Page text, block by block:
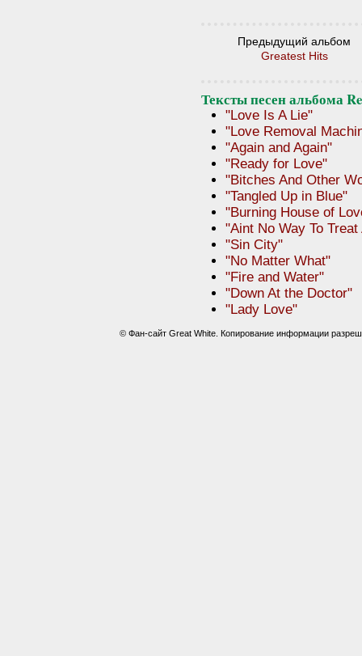
Предыдущий альбом
Greatest Hits
Тексты песен альбома
"Love Is A Lie"
"Love Removal
"Again and Again"
"Ready for Love"
"Bitches And Other
"Tangled Up in Blue"
"Burning House of
"Aint No Way To
"Sin City"
"No Matter What"
"Fire and Water"
"Down At the Doctor"
"Lady Love"
© Фан-сайт Great White. Копирование информации